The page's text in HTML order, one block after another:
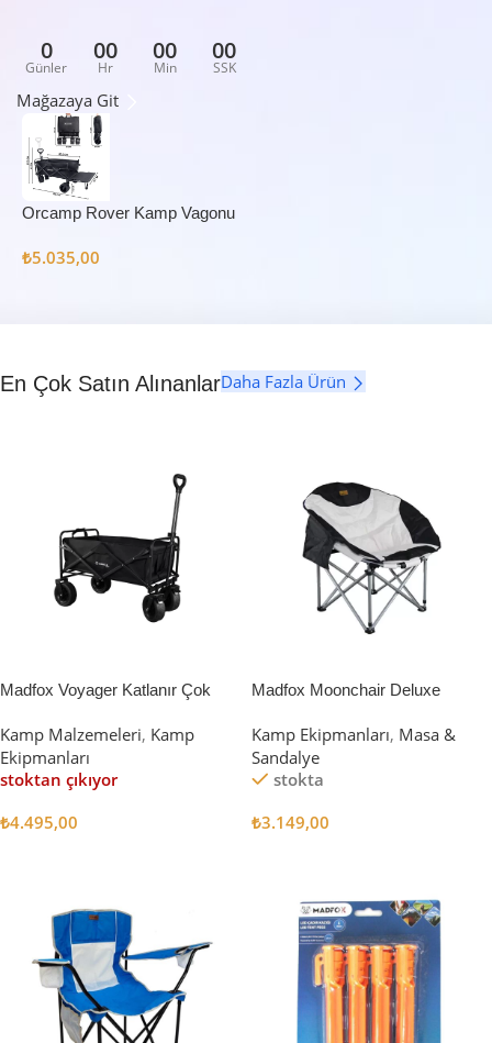
0
Günler
00
Hr
00
Min
00
SSK
Mağazaya Git
Orcamp Rover Kamp Vagonu
₺5.035,00
En Çok Satın AlınanlarDaha Fazla Ürün
Madfox Voyager Katlanır Çok
[Vagon] BLACK
Kamp Malzemeleri, Kamp
Ekipmanları
stoktan çıkıyor
₺4.495,00
Madfox Moonchair Deluxe
Siyah/Gri
Kamp Ekipmanları, Masa &
Sandalye
stokta
₺3.149,00